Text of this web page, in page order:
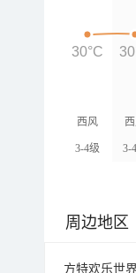
西风
3-4级 3-
30°C
周边地区